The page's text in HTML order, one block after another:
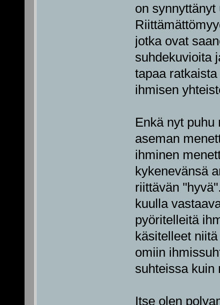
on
jotka ovat
suhdekuvioita
tapaa
ihmisen
Enkä nyt puhu
aseman
ihminen
kykenevänsä
riittävän
kuulla
pyöritelleitä
käsitelleet
omiin
suhteissa kuin
Itse olen